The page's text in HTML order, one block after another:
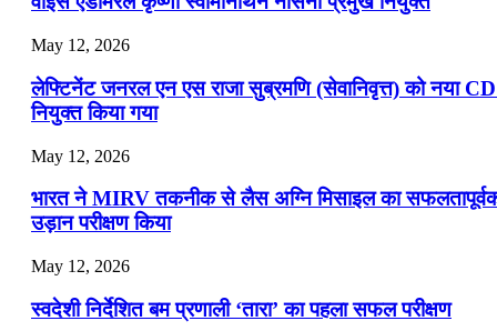
May 12, 2026
लेफ्टिनेंट जनरल एन एस राजा सुब्रमणि (सेवानिवृत्त) को नया
नियुक्त किया गया
May 12, 2026
भारत ने MIRV तकनीक से लैस अग्नि मिसाइल का
उड़ान परीक्षण किया
May 12, 2026
स्वदेशी निर्देशित बम प्रणाली ‘तारा’ का पहला सफल परीक्षण